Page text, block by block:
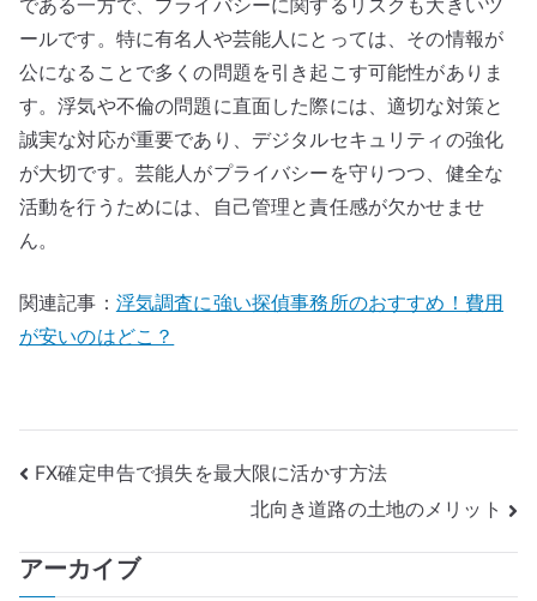
である一方で、プライバシーに関するリスクも大きいツ
ールです。特に有名人や芸能人にとっては、その情報が
公になることで多くの問題を引き起こす可能性がありま
す。浮気や不倫の問題に直面した際には、適切な対策と
誠実な対応が重要であり、デジタルセキュリティの強化
が大切です。芸能人がプライバシーを守りつつ、健全な
活動を行うためには、自己管理と責任感が欠かせませ
ん。
関連記事： 浮気調査に強い探偵事務所のおすすめ！費用
が安いのはどこ？
投
ナ
FX確定申告で損失を最大限に活かす方法
北向き道路の土地のメリット
アーカイブ